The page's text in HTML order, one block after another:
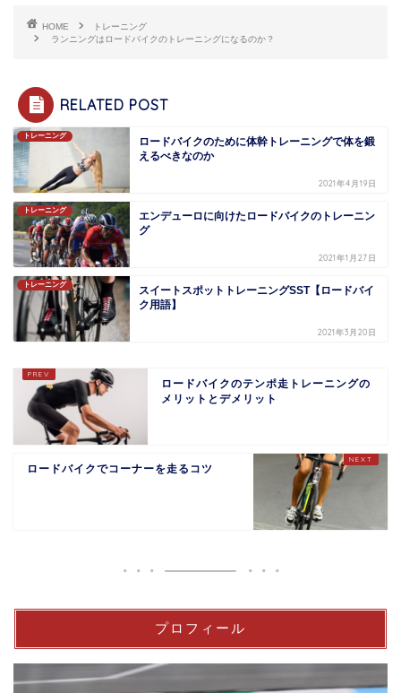
HOME
トレーニング
ランニングはロードバイクのトレーニングになるのか？
RELATED POST
トレーニング
ロードバイクのために体幹トレーニングで体を鍛
えるべきなのか
2021年4月19日
トレーニング
エンデューロに向けたロードバイクのトレーニン
グ
2021年1月27日
トレーニング
スイートスポットトレーニングSST【ロードバイ
ク用語】
2021年3月20日
ロードバイクのテンポ走トレーニングの
メリットとデメリット
ロードバイクでコーナーを走るコツ
プロフィール